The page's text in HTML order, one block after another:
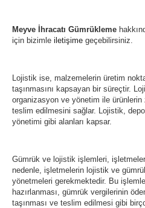
Meyve İhracatı Gümrükleme
için bizimle iletişimegeçebilirsiniz.
Lojistik ise, malzemelerin üretim
taşınmasını kapsayan bir süreçtir.
organizasyon ve yönetim ile
teslim edilmesini sağlar. Lojistik,
yönetimi gibi alanları kapsar.
Gümrük ve lojistik işlemleri,
nedenle, işletmelerin lojistik ve
yönetmeleri gerekmektedir. Bu
hazırlanması, gümrük vergilerinin
taşınması ve teslim edilmesi gibi